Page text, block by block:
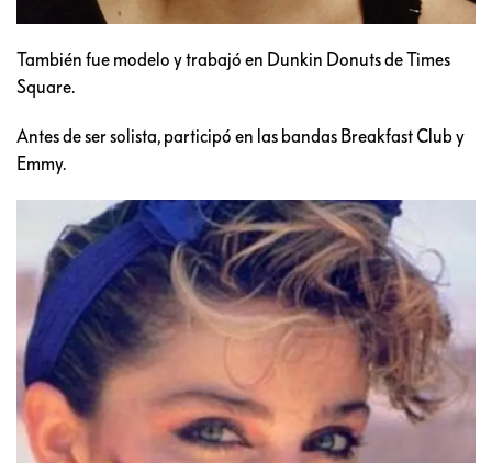
También fue modelo y trabajó en Dunkin Donuts de Times
Square.
Antes de ser solista, participó en las bandas Breakfast Club y
Emmy.